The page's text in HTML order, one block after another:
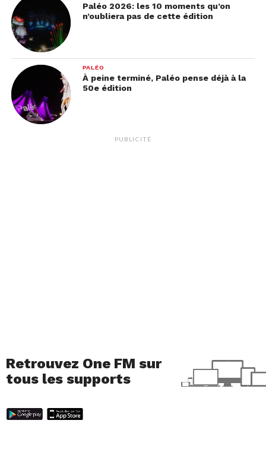
Paléo 2026: les 10 moments qu’on
n’oubliera pas de cette édition
PALÉO
À peine terminé, Paléo pense déjà à la
50e édition
PUBLICITÉ
Retrouvez One FM sur
tous les supports